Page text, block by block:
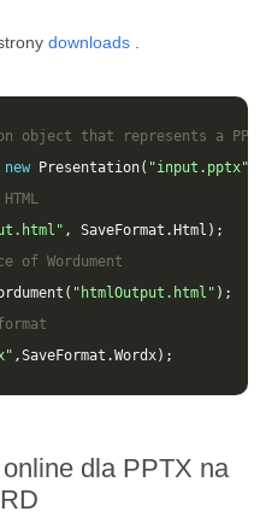
downloads
object that represents a
new Presentation( "input.pptx"
, SaveFormat . Html );
of Wordument
( "htmlOutput.html" );
,SaveFormat .Wordx);
dla PPTX na